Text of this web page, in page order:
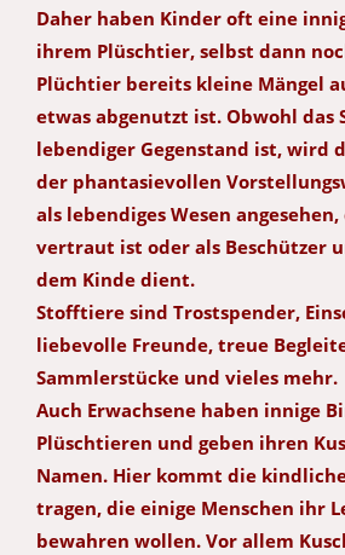
Daher haben Kinder oft eine
ihrem Plüschtier, selbst dann
Plüchtier bereits kleine Mängel
etwas abgenutzt ist. Obwohl das
lebendiger Gegenstand ist, wird
der phantasievollen
als lebendiges Wesen
vertraut ist oder als Beschützer
dem Kinde dient.
Stofftiere sind Trostspender,
liebevolle Freunde, treue
Sammlerstücke und vieles mehr.
Auch Erwachsene haben innige
Plüschtieren und geben ihren
Namen. Hier kommt die
tragen, die einige Menschen ihr
bewahren wollen. Vor allem